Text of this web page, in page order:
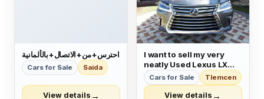
احترس+من+الاتصال+بالألمانية
Cars for Sale Saida
View details →
I want to sell my very
neatly Used Lexus LX
570 2019 for just
$30,000 USD. The car is
absolutely fresh and
Cars for Sale Tlemcen
View details →